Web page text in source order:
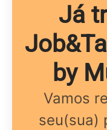
Já
by
Vamos
seu(sua)